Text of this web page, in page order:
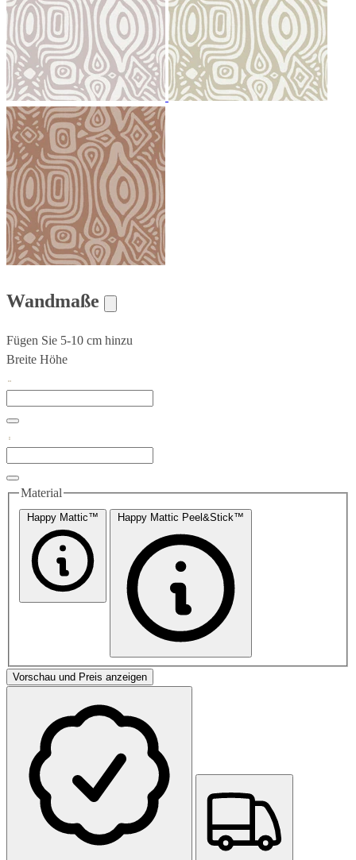
Wandmaße
Fügen Sie 5-10 cm hinzu
Breite Höhe
Material
Happy Mattic™ Happy Mattic Peel&Stick™
Vorschau und Preis anzeigen